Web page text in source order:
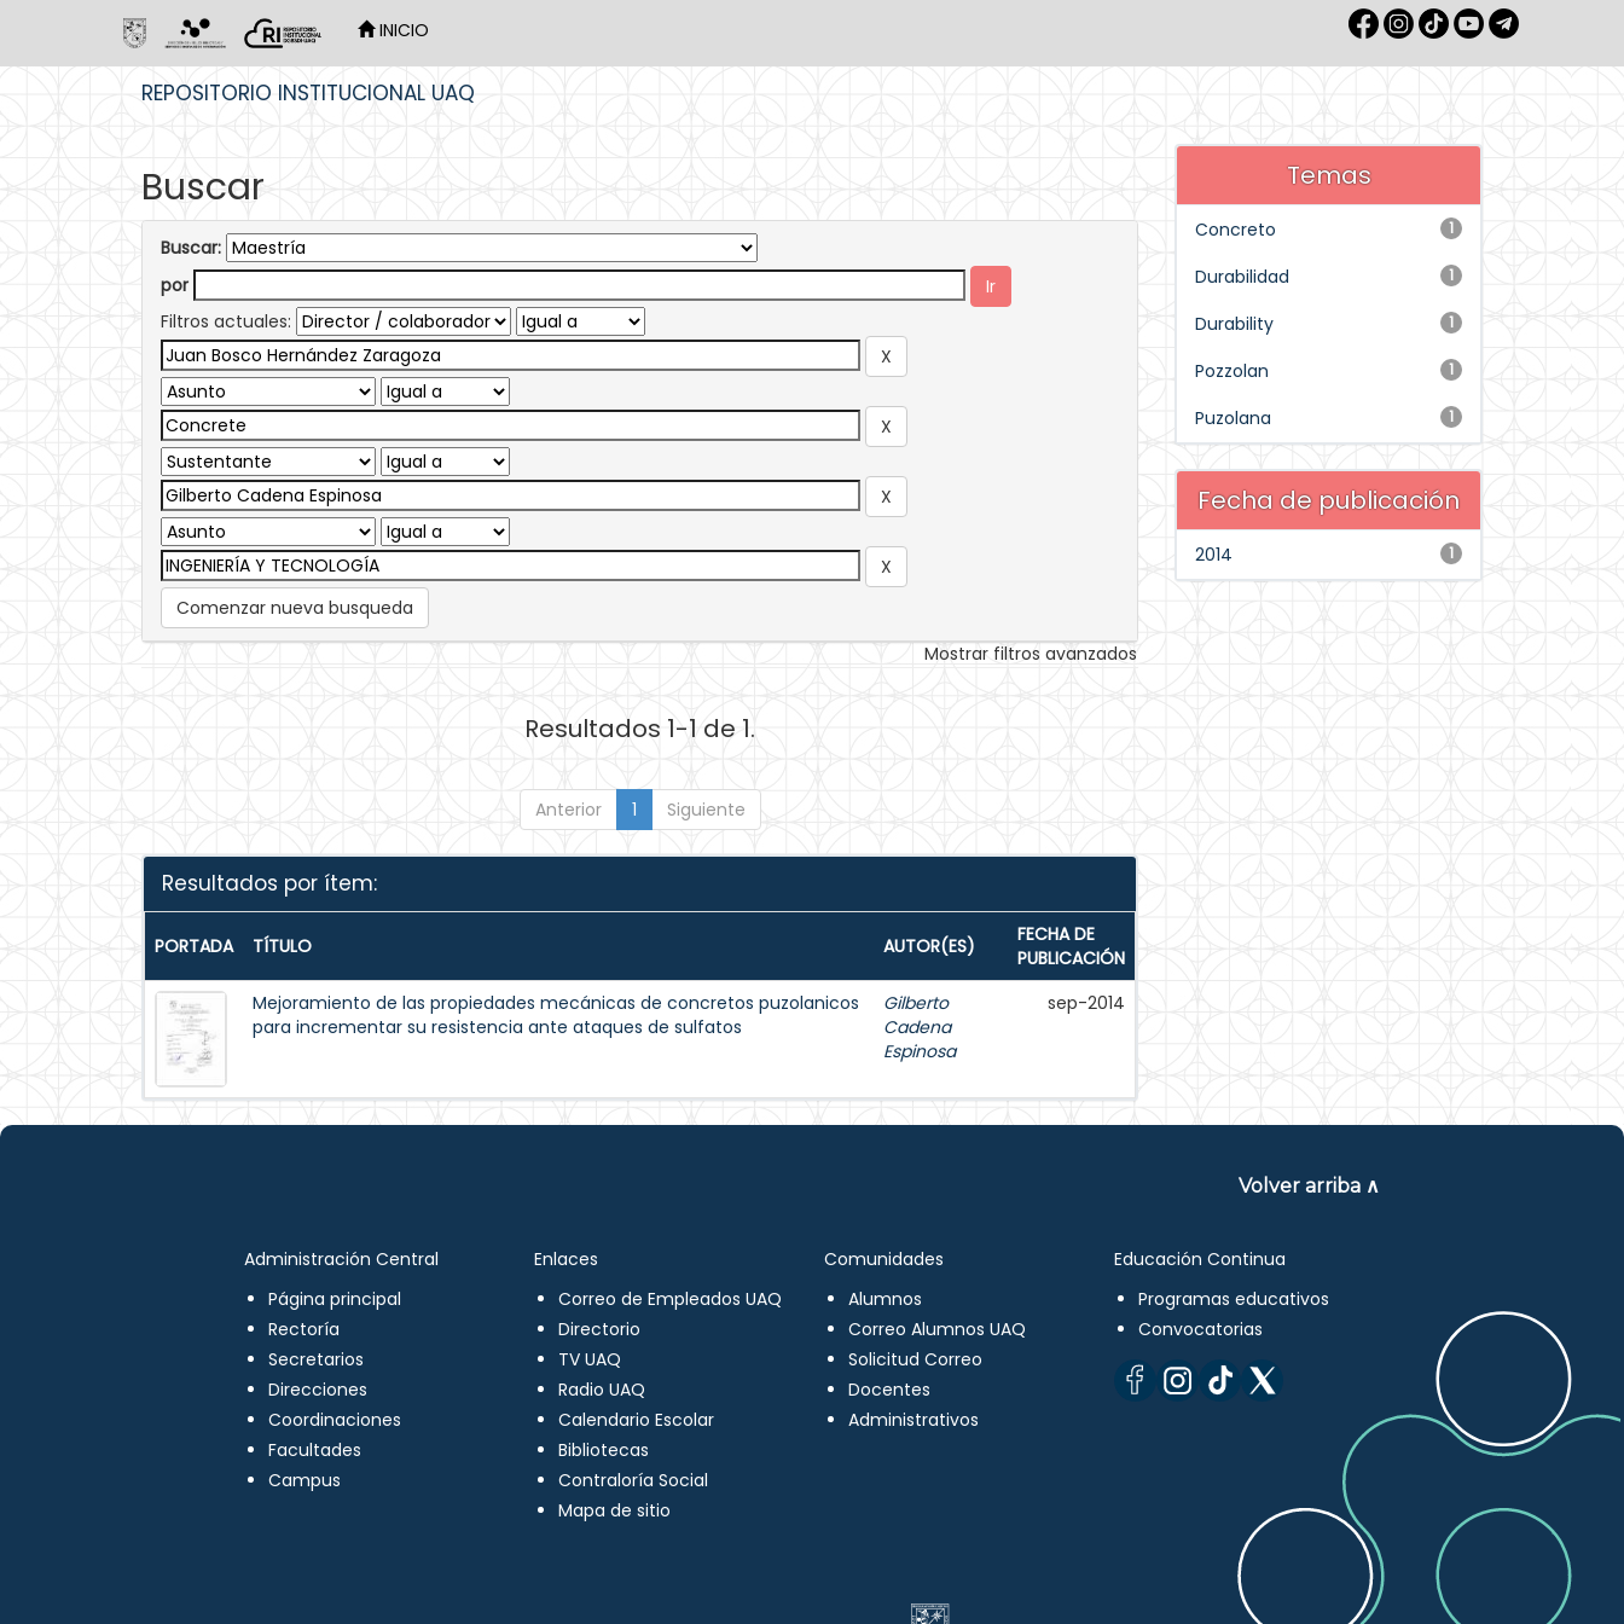
INICIO
REPOSITORIO INSTITUCIONAL UAQ
Buscar
Buscar:
por
Filtros actuales:
Comenzar nueva busqueda
Mostrar filtros avanzados
Resultados 1-1 de 1.
Anterior 1 Siguiente
Resultados por ítem:
PORTADA TÍTULO AUTOR(ES)
FECHA DE
PUBLICACIÓN
Mejoramiento de las propiedades mecánicas de concretos puzolanicos
para incrementar su resistencia ante ataques de sulfatos
Gilberto
Cadena
Espinosa
sep-2014
Temas
1
Concreto
1
Durabilidad
1
Durability
1
Pozzolan
1
Puzolana
Fecha de publicación
1
2014
Volver arriba ∧
Administración Central
Página principal
Rectoría
Secretarios
Direcciones
Coordinaciones
Facultades
Campus
Enlaces
Correo de Empleados UAQ
Directorio
TV UAQ
Radio UAQ
Calendario Escolar
Bibliotecas
Contraloría Social
Mapa de sitio
Comunidades
Alumnos
Correo Alumnos UAQ
Solicitud Correo
Docentes
Administrativos
Educación Continua
Programas educativos
Convocatorias